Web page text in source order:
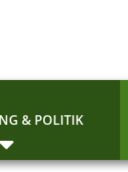
& POLITIK